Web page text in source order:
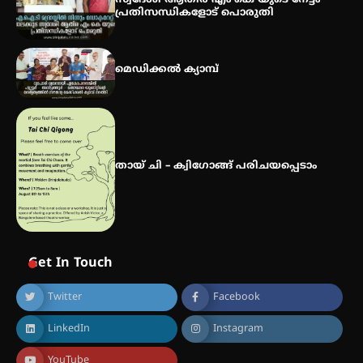
പ്രതിസന്ധികളോട് പൊരുതി
മെഡിക്കൽ ക്യാമ്പ്
തായ് ചി – ക്വിഗോങ്ങ് പരിചയപ്പെടാം
Get In Touch
Twitter Facebook
LinkedIn Instagram